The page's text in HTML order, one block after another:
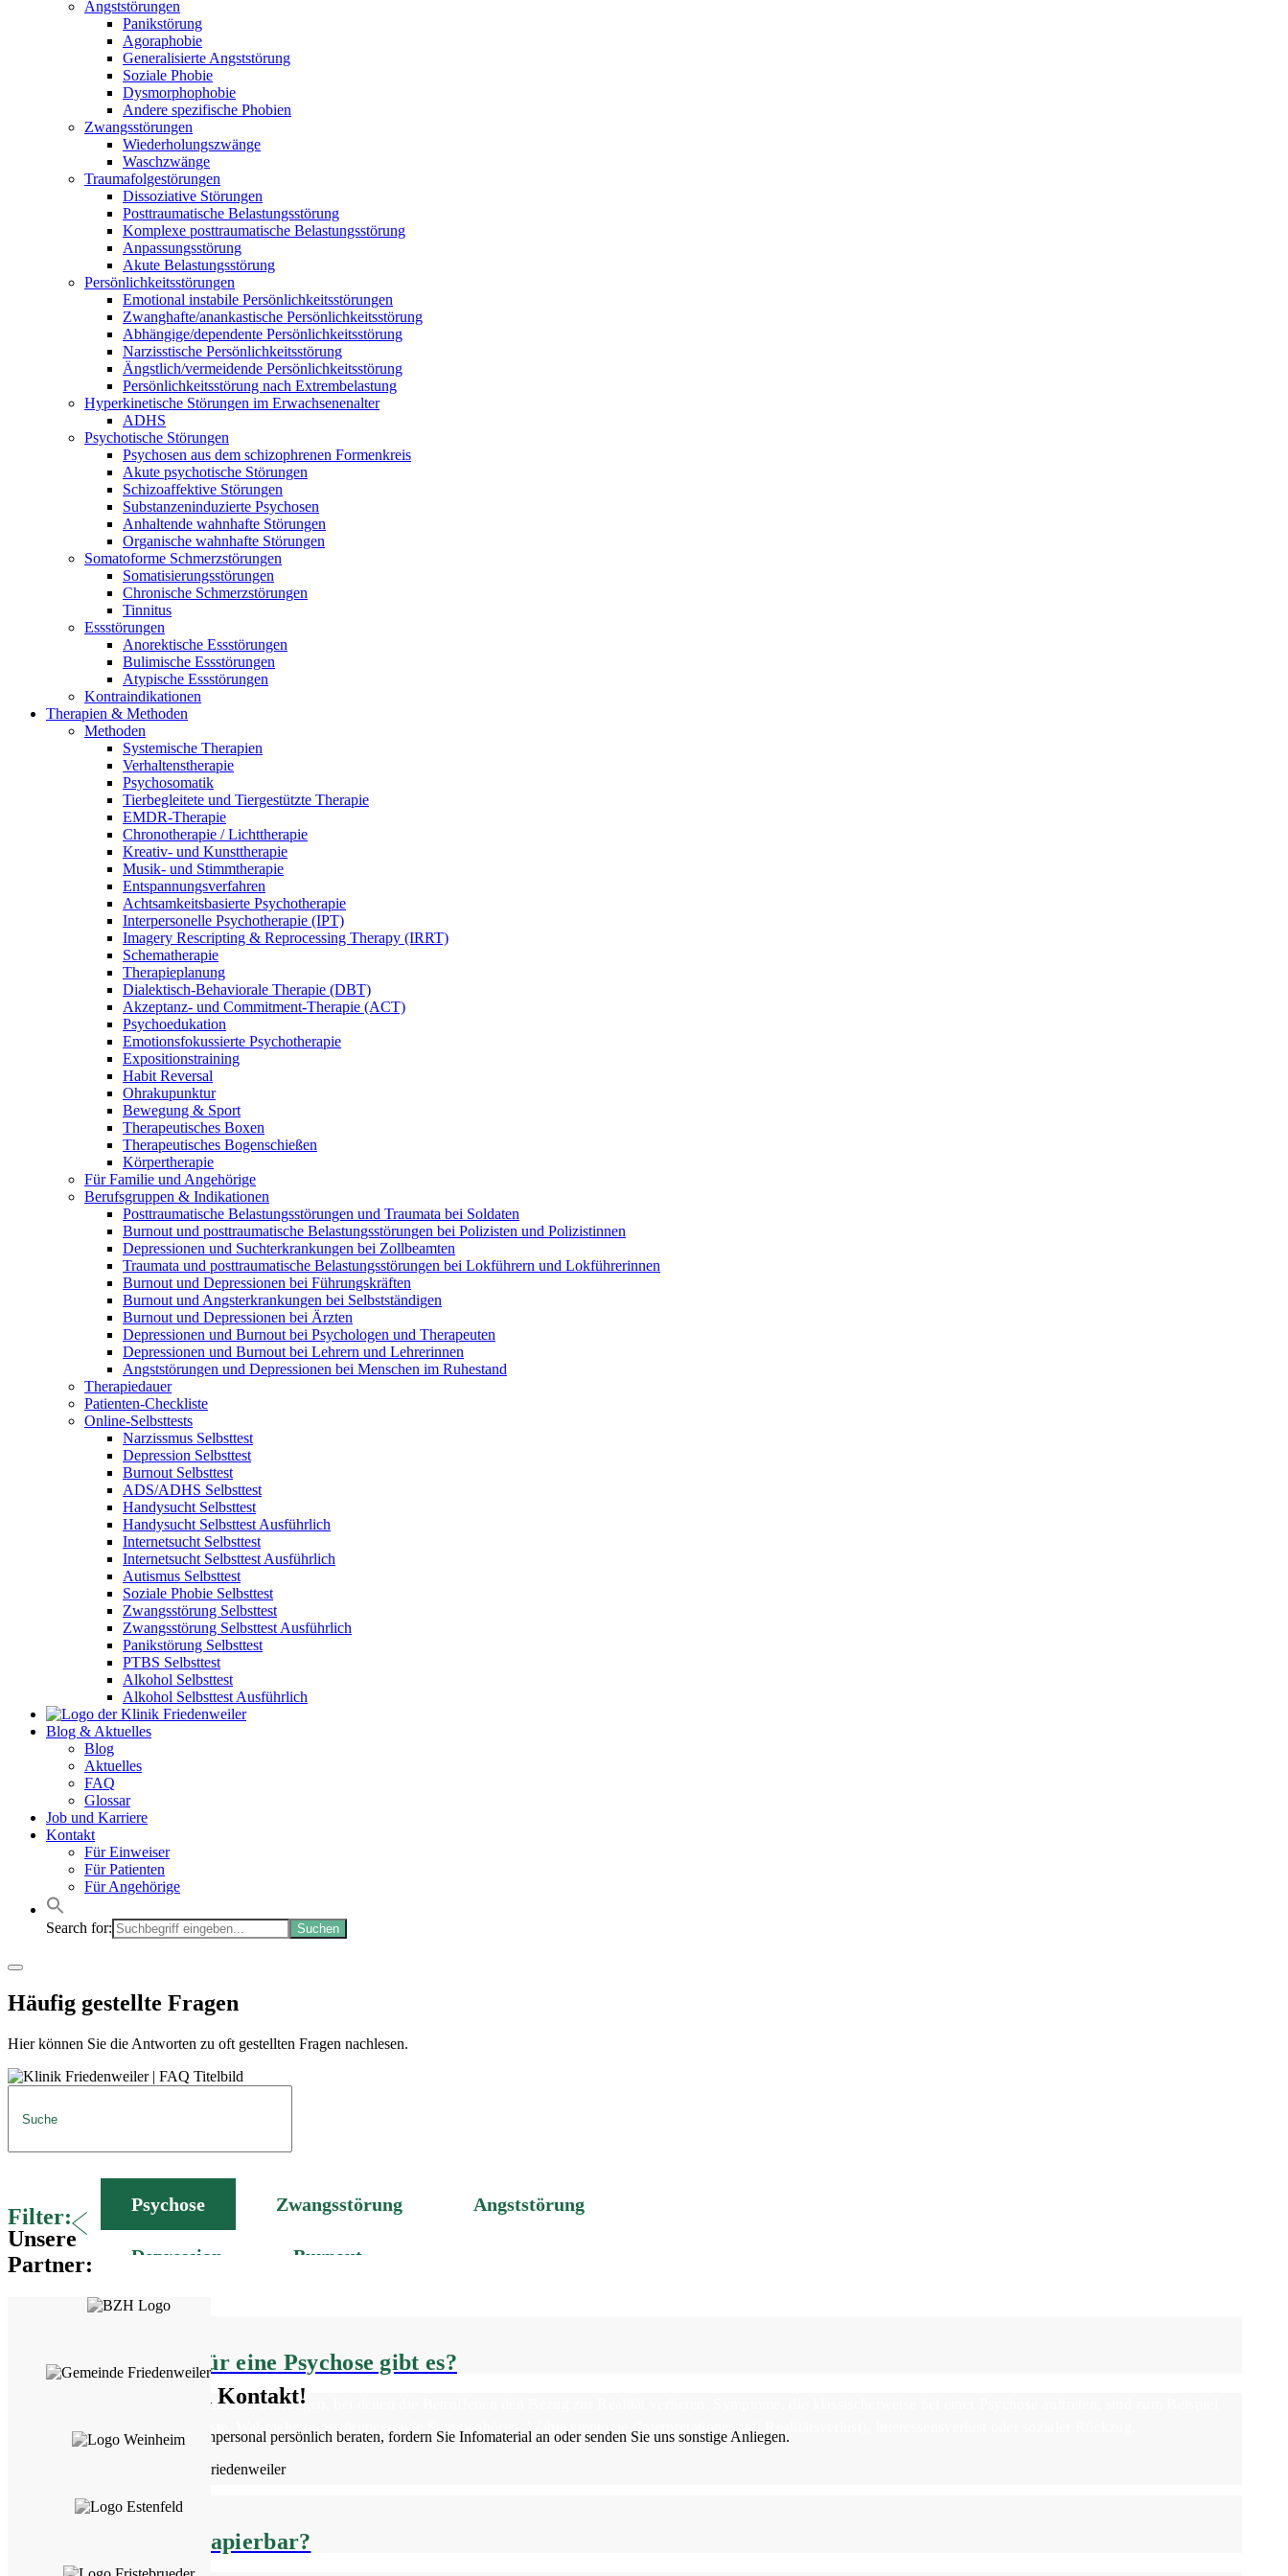
Angststörungen
Panikstörung
Agoraphobie
Generalisierte Angststörung
Soziale Phobie
Dysmorphophobie
Andere spezifische Phobien
Zwangsstörungen
Wiederholungszwänge
Waschzwänge
Traumafolgestörungen
Dissoziative Störungen
Posttraumatische Belastungsstörung
Komplexe posttraumatische Belastungsstörung
Anpassungsstörung
Akute Belastungsstörung
Persönlichkeitsstörungen
Emotional instabile Persönlichkeitsstörungen
Zwanghafte/anankastische Persönlichkeitsstörung
Abhängige/dependente Persönlichkeitsstörung
Narzisstische Persönlichkeitsstörung
Ängstlich/vermeidende Persönlichkeitsstörung
Persönlichkeitsstörung nach Extrembelastung
Hyperkinetische Störungen im Erwachsenenalter
ADHS
Psychotische Störungen
Psychosen aus dem schizophrenen Formenkreis
Akute psychotische Störungen
Schizoaffektive Störungen
Substanzeninduzierte Psychosen
Anhaltende wahnhafte Störungen
Organische wahnhafte Störungen
Somatoforme Schmerzstörungen
Somatisierungsstörungen
Chronische Schmerzstörungen
Tinnitus
Essstörungen
Anorektische Essstörungen
Bulimische Essstörungen
Atypische Essstörungen
Kontraindikationen
Therapien & Methoden
Methoden
Systemische Therapien
Verhaltenstherapie
Psychosomatik
Tierbegleitete und Tiergestützte Therapie
EMDR-Therapie
Chronotherapie / Lichttherapie
Kreativ- und Kunsttherapie
Musik- und Stimmtherapie
Entspannungsverfahren
Achtsamkeitsbasierte Psychotherapie
Interpersonelle Psychotherapie (IPT)
Imagery Rescripting & Reprocessing Therapy (IRRT)
Schematherapie
Therapieplanung
Dialektisch-Behaviorale Therapie (DBT)
Akzeptanz- und Commitment-Therapie (ACT)
Psychoedukation
Emotionsfokussierte Psychotherapie
Expositionstraining
Habit Reversal
Ohrakupunktur
Bewegung & Sport
Therapeutisches Boxen
Therapeutisches Bogenschießen
Körpertherapie
Für Familie und Angehörige
Berufsgruppen & Indikationen
Posttraumatische Belastungsstörungen und Traumata bei Soldaten
Burnout und posttraumatische Belastungsstörungen bei Polizisten und Polizistinnen
Depressionen und Suchterkrankungen bei Zollbeamten
Traumata und posttraumatische Belastungsstörungen bei Lokführern und Lokführerinnen
Burnout und Depressionen bei Führungskräften
Burnout und Angsterkrankungen bei Selbstständigen
Burnout und Depressionen bei Ärzten
Depressionen und Burnout bei Psychologen und Therapeuten
Depressionen und Burnout bei Lehrern und Lehrerinnen
Angststörungen und Depressionen bei Menschen im Ruhestand
Therapiedauer
Patienten-Checkliste
Online-Selbsttests
Narzissmus Selbsttest
Depression Selbsttest
Burnout Selbsttest
ADS/ADHS Selbsttest
Handysucht Selbsttest
Handysucht Selbsttest Ausführlich
Internetsucht Selbsttest
Internetsucht Selbsttest Ausführlich
Autismus Selbsttest
Soziale Phobie Selbsttest
Zwangsstörung Selbsttest
Zwangsstörung Selbsttest Ausführlich
Panikstörung Selbsttest
PTBS Selbsttest
Alkohol Selbsttest
Alkohol Selbsttest Ausführlich
Blog & Aktuelles
Blog
Aktuelles
FAQ
Glossar
Job und Karriere
Kontakt
Für Einweiser
Für Patienten
Für Angehörige
Search for:
Häufig gestellte Fragen
Hier können Sie die Antworten zu oft gestellten Fragen nachlesen.
Filter: Psychose Zwangsstörung Angststörung
Depression Burnout
Welche Anzeichen für eine Psychose gibt es?
Psychosen gehören zu den psychischen Störungen, bei denen die Betroffenen den Bezug zur Realität verlieren. Symptome, die klassischerweise bei einer Psychose auftreten, sind zum Beispiel
Sind Psychosen therapierbar?
Treten Sie mit uns in Kontakt!
Lassen Sie sich von unserem Fachpersonal persönlich beraten, fordern Sie Infomaterial an oder senden Sie uns sonstige Anliegen.
Unsere
Partner: